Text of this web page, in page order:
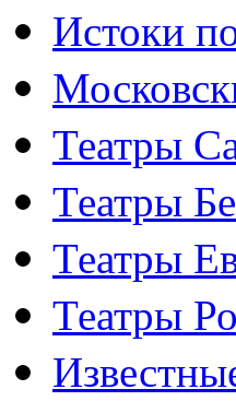
Истоки
Театры
Театры
Театры
Театры